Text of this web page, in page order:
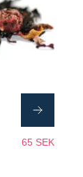
65 SEK